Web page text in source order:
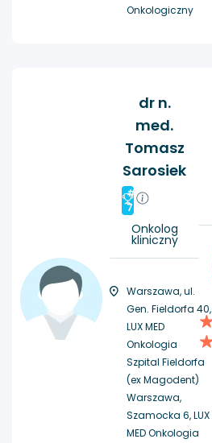
Onkologiczny
dr n.
med.
Tomasz
Sarosiek
#
7
Onkolog
kliniczny
Warszawa, ul.
Gen. Fieldorfa 40,
LUX MED
Onkologia
Szpital Fieldorfa
(ex Magodent)
Warszawa,
Szamocka 6, LUX
MED Onkologia